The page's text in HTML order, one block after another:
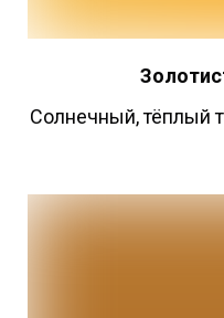
Cолнечный, тёплый